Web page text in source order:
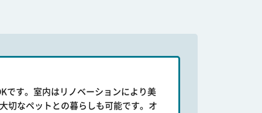
です。室内はリノベーションにより美
切なペットとの暮らしも可能です。オ